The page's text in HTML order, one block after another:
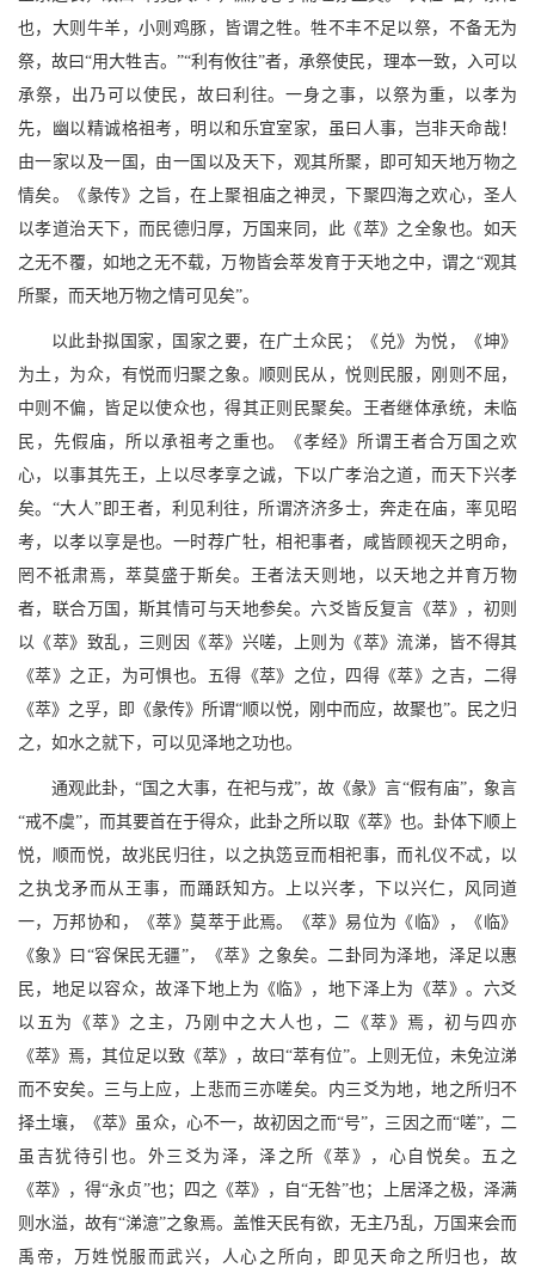
也，大则牛羊，小则鸡豚，皆谓之牲。牲不丰不足以祭，不备无为
祭，故曰“用大牲吉。”“利有攸往”者，承祭使民，理本一致，入可以
承祭，出乃可以使民，故曰利往。一身之事，以祭为重，以孝为
先，幽以精诚格祖考，明以和乐宜室家，虽曰人事，岂非天命哉！
由一家以及一国，由一国以及天下，观其所聚，即可知天地万物之
情矣。《彖传》之旨，在上聚祖庙之神灵，下聚四海之欢心，圣人
以孝道治天下，而民德归厚，万国来同，此《萃》之全象也。如天
之无不覆，如地之无不载，万物皆会萃发育于天地之中，谓之“观其
所聚，而天地万物之情可见矣”。
以此卦拟国家，国家之要，在广土众民；《兑》为悦，《坤》
为土，为众，有悦而归聚之象。顺则民从，悦则民服，刚则不屈，
中则不偏，皆足以使众也，得其正则民聚矣。王者继体承统，未临
民，先假庙，所以承祖考之重也。《孝经》所谓王者合万国之欢
心，以事其先王，上以尽孝享之诚，下以广孝治之道，而天下兴孝
矣。“大人”即王者，利见利往，所谓济济多士，奔走在庙，率见昭
考，以孝以享是也。一时荐广牡，相祀事者，咸皆顾视天之明命，
罔不祗肃焉，萃莫盛于斯矣。王者法天则地，以天地之并育万物
者，联合万国，斯其情可与天地参矣。六爻皆反复言《萃》，初则
以《萃》致乱，三则因《萃》兴嗟，上则为《萃》流涕，皆不得其
《萃》之正，为可惧也。五得《萃》之位，四得《萃》之吉，二得
《萃》之孚，即《彖传》所谓“顺以悦，刚中而应，故聚也”。民之归
之，如水之就下，可以见泽地之功也。
通观此卦，“国之大事，在祀与戎”，故《彖》言“假有庙”，象言
“戒不虞”，而其要首在于得众，此卦之所以取《萃》也。卦体下顺上
悦，顺而悦，故兆民归往，以之执笾豆而相祀事，而礼仪不忒，以
之执戈矛而从王事，而踊跃知方。上以兴孝，下以兴仁，风同道
一，万邦协和，《萃》莫萃于此焉。《萃》易位为《临》，《临》
《象》曰“容保民无疆”，《萃》之象矣。二卦同为泽地，泽足以惠
民，地足以容众，故泽下地上为《临》，地下泽上为《萃》。六爻
以五为《萃》之主，乃刚中之大人也，二《萃》焉，初与四亦
《萃》焉，其位足以致《萃》，故曰“萃有位”。上则无位，未免泣涕
而不安矣。三与上应，上悲而三亦嗟矣。内三爻为地，地之所归不
择土壤，《萃》虽众，心不一，故初因之而“号”，三因之而“嗟”，二
虽吉犹待引也。外三爻为泽，泽之所《萃》，心自悦矣。五之
《萃》，得“永贞”也；四之《萃》，自“无咎”也；上居泽之极，泽满
则水溢，故有“涕澺”之象焉。盖惟天民有欲，无主乃乱，万国来会而
禹帝，万姓悦服而武兴，人心之所向，即见天命之所归也，故